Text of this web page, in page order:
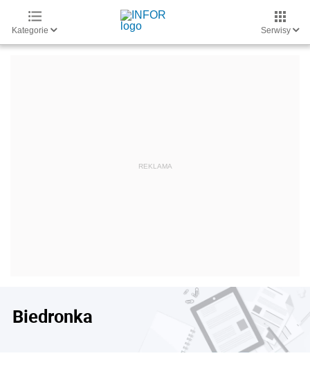
Kategorie Serwisy
Biedronka